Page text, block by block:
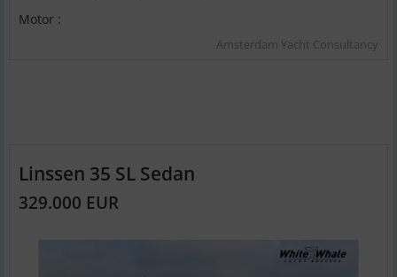
Motor :
Amsterdam Yacht Consultancy
Linssen 35 SL Sedan
329.000 EUR